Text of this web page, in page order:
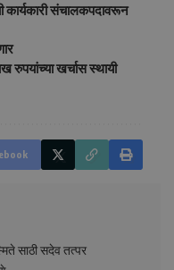
कार्यकारी संचालकपदावरून
रुपयांच्या खर्चास स्थायी
साठी सदेव तत्पर